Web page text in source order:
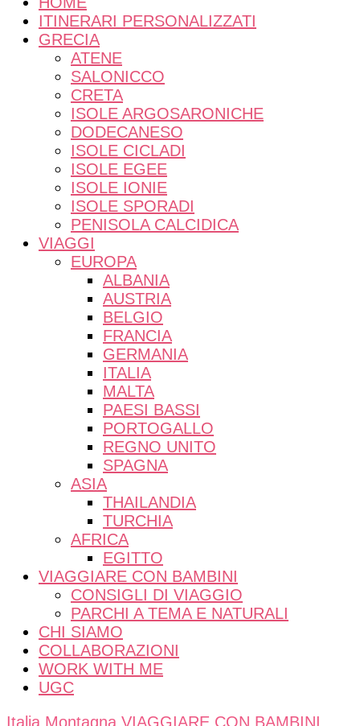
ITINERARI PERSONALIZZATI
GRECIA
ATENE
SALONICCO
CRETA
ISOLE ARGOSARONICHE
DODECANESO
ISOLE CICLADI
ISOLE EGEE
ISOLE IONIE
ISOLE SPORADI
PENISOLA CALCIDICA
VIAGGI
EUROPA
ALBANIA
AUSTRIA
BELGIO
FRANCIA
GERMANIA
ITALIA
MALTA
PAESI BASSI
PORTOGALLO
REGNO UNITO
SPAGNA
ASIA
THAILANDIA
TURCHIA
AFRICA
EGITTO
VIAGGIARE CON BAMBINI
CONSIGLI DI VIAGGIO
PARCHI A TEMA E NATURALI
CHI SIAMO
COLLABORAZIONI
WORK WITH ME
UGC
Italia Montagna VIAGGIARE CON BAMBINI